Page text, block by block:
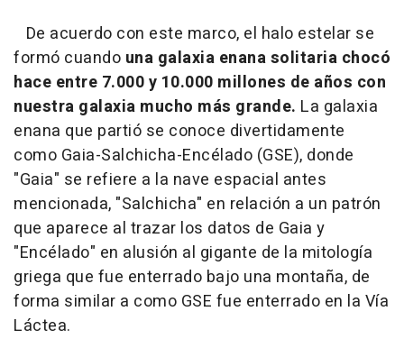
De acuerdo con este marco, el halo estelar se
formó cuando una galaxia enana solitaria chocó
hace entre 7.000 y 10.000 millones de años con
nuestra galaxia mucho más grande. La galaxia
enana que partió se conoce divertidamente
como Gaia-Salchicha-Encélado (GSE), donde
"Gaia" se refiere a la nave espacial antes
mencionada, "Salchicha" en relación a un patrón
que aparece al trazar los datos de Gaia y
"Encélado" en alusión al gigante de la mitología
griega que fue enterrado bajo una montaña, de
forma similar a como GSE fue enterrado en la Vía
Láctea.